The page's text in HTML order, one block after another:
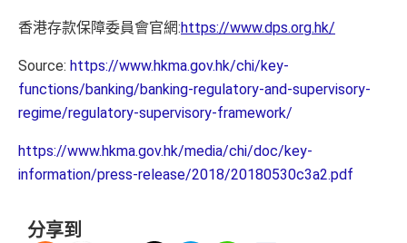
香港存款保障委員會官網:https://www.dps.org.hk/
Source: https://www.hkma.gov.hk/chi/key-
functions/banking/banking-regulatory-and-supervisory-
regime/regulatory-supervisory-framework/
https://www.hkma.gov.hk/media/chi/doc/key-
information/press-release/2018/20180530c3a2.pdf
分享到